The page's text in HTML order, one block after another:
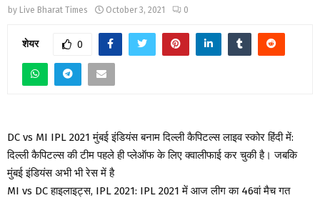
by Live Bharat Times October 3, 2021 0
शेयर 0
DC vs MI IPL 2021 मुंबई इंडियंस बनाम दिल्ली कैपिटल्स लाइव स्कोर हिंदी में:
दिल्ली कैपिटल्स की टीम पहले ही प्लेऑफ के लिए क्वालीफाई कर चुकी है। जबकि
मुंबई इंडियंस अभी भी रेस में है
MI vs DC हाइलाइट्स, IPL 2021: IPL 2021 में आज लीग का 46वां मैच गत